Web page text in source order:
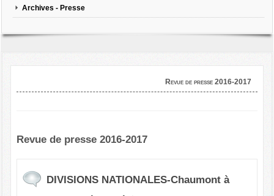
Archives - Presse
Revue de presse 2016-2017
Revue de presse 2016-2017
DIVISIONS NATIONALES-Chaumont à